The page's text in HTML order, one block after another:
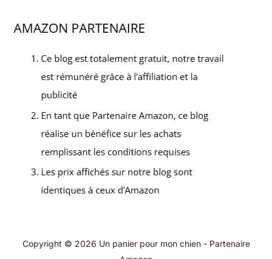
Copyright © 2026 Un panier pour mon chien - Partenaire